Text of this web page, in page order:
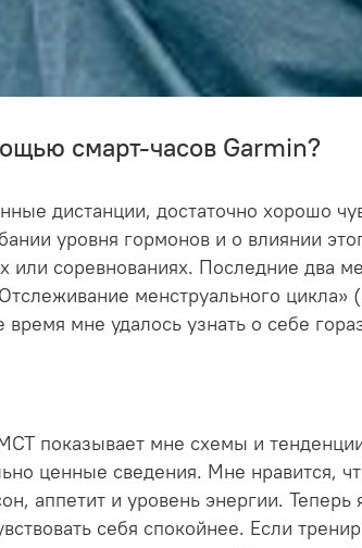
смарт-часов Garmin?
дистанции, достаточно хорошо
уровня гормонов и о влиянии
или соревнованиях. Последние два
менструального
время мне удалось узнать о себе
показывает мне схемы и
ценные сведения. Мне нравится,
аппетит и уровень энергии.
себя спокойнее. Если